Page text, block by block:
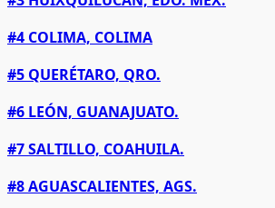
#4 COLIMA, COLIMA
#5 QUERÉTARO, QRO.
#6 LEÓN, GUANAJUATO.
#7 SALTILLO, COAHUILA.
#8 AGUASCALIENTES, AGS.